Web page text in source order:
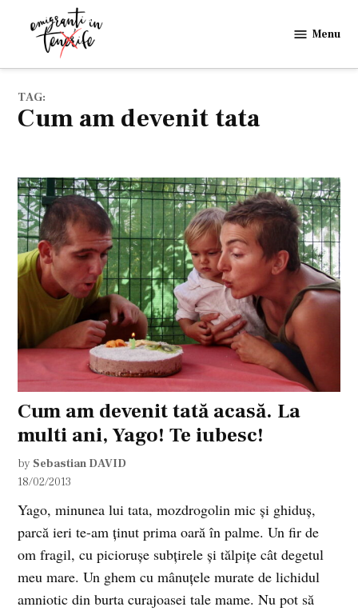
in
Menu
TAG:
cum am devenit tata
Cum am devenit tată acasă. La
multi ani, Yago! Te iubesc!
by Sebastian DAVID
18/02/2013
Yago, minunea lui tata, mozdrogolin mic și ghiduș,
parcă ieri te-am ținut prima oară în palme. Un fir de
om fragil, cu piciorușe subțirele și tălpițe cât degetul
meu mare. Un ghem cu mânuțele murate de lichidul
amniotic din burta curajoasei tale mame. Nu pot să